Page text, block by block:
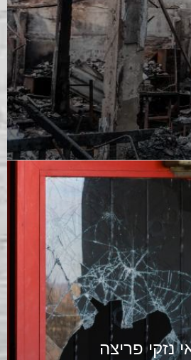
נזקי מים
ישנם שמאי נזקי מים
יסייעו לכם עם תביעות,
מהירים והוגנים עם
גם אם מדובר בתביעות
ששולמו נמוך בעבר
נזקי פריצה